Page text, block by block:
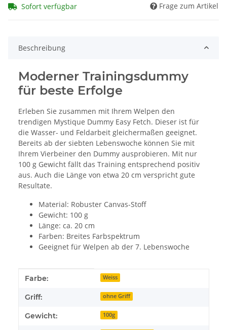
Sofort verfügbar Frage zum Artikel
Beschreibung
Moderner Trainingsdummy
für beste Erfolge
Erleben Sie zusammen mit Ihrem Welpen den
trendigen Mystique Dummy Easy Fetch. Dieser ist für
die Wasser- und Feldarbeit gleichermaßen geeignet.
Bereits ab der siebten Lebenswoche können Sie mit
Ihrem Vierbeiner den Dummy ausprobieren. Mit nur
100 g Gewicht fällt das Training entsprechend positiv
aus. Auch die Länge von etwa 20 cm verspricht gute
Resultate.
Material: Robuster Canvas-Stoff
Gewicht: 100 g
Länge: ca. 20 cm
Farben: Breites Farbspektrum
Geeignet für Welpen ab der 7. Lebenswoche
Produkteigenschaft
Wert
Farbe: Weiss
Griff: ohne Griff
Gewicht: 100g